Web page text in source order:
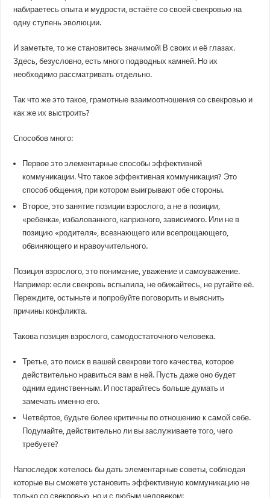
набираетесь опыта и мудрости, встаёте со своей свекровью на
одну ступень эволюции.
И заметьте, то же становитесь значимой! В своих и её глазах.
Здесь, безусловно, есть много подводных камней. Но их
необходимо рассматривать отдельно.
Так что же это такое, грамотные взаимоотношения со свекровью и
как же их выстроить?
Способов много:
Первое это элементарные способы эффективной
коммуникации. Что такое эффективная коммуникация? Это
способ общения, при котором выигрывают обе стороны.
Второе, это занятие позиции взрослого, а не в позиции,
«ребенка», избалованного, капризного, зависимого. Или не в
позицию «родителя», всезнающего или всепрощающего,
обвиняющего и нравоучительного.
Позиция взрослого, это понимание, уважение и самоуважение.
Например: если свекровь вспылила, не обижайтесь, не ругайте её.
Переждите, остыньте и попробуйте поговорить и выяснить
причины конфликта.
Такова позиция взрослого, самодостаточного человека.
Третье, это поиск в вашей свекрови того качества, которое
действительно нравиться вам в ней. Пусть даже оно будет
одним единственным. И постарайтесь больше думать и
замечать именно его.
Четвёртое, будьте более критичны по отношению к самой себе.
Подумайте, действительно ли вы заслуживаете того, чего
требуете?
Напоследок хотелось бы дать элементарные советы, соблюдая
которые вы сможете установить эффективную коммуникацию не
только со свекровью, но и с любым человеком: